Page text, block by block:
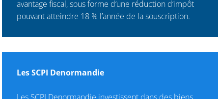
avantage fiscal, sous forme d’une réduction d’impôt
pouvant atteindre 18 % l’année de la souscription.
Les SCPI Denormandie